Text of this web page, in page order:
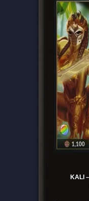
KALI